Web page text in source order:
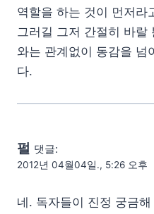
역할을 하는 것이 먼저라
그러길 그저 간절히 바랄
와는 관계없이 동감을 넘
다.
펄 댓글:
2012년 04월04일., 5:26 오후
네. 독자들이 진정 궁금